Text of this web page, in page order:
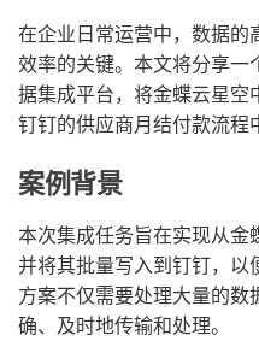
在企业日常运营中，数据
效率的关键。本文将分享
据集成平台，将金蝶云星空
钉钉的供应商月结付款流程
案例背景
本次集成任务旨在实现从金
并将其批量写入到钉钉，以
方案不仅需要处理大量的
确、及时地传输和处理。